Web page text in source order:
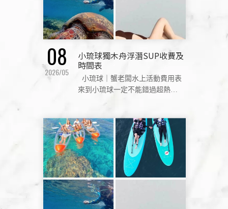
08
2026/05
小琉球獨木舟浮潛SUP收費及
時間表
來到小琉球一定不能錯過超熱門
的海上活動！不管是想悠閒看
悠游，通通都超值得體驗 ✨ 【獨
木舟】 600 元／人 活動時間